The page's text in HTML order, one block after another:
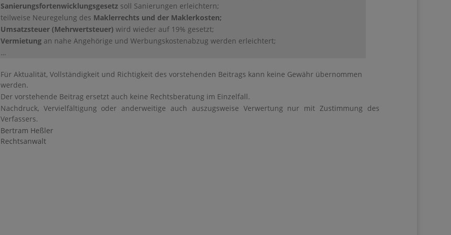
Sanierungsfortenwicklungsgesetzsoll Sanierungen erleichtern;
teilweise Neuregelung des Maklerrechts und der Maklerkosten;
Umsatzsteuer (Mehrwertsteuer) wird wieder auf 19% gesetzt;
Vermietungan nahe Angehörige und Werbungskostenabzug werden erleichtert;
…
Für Aktualität, Vollständigkeit und Richtigkeit des vorstehenden Beitrags kann keine Gewähr übernommen
werden.
Der vorstehende Beitrag ersetzt auch keine Rechtsberatung im Einzelfall.
Nachdruck, Vervielfältigung oder anderweitige auch auszugsweise Verwertung nur mit Zustimmung des
Verfassers.
Bertram Heßler
Rechtsanwalt